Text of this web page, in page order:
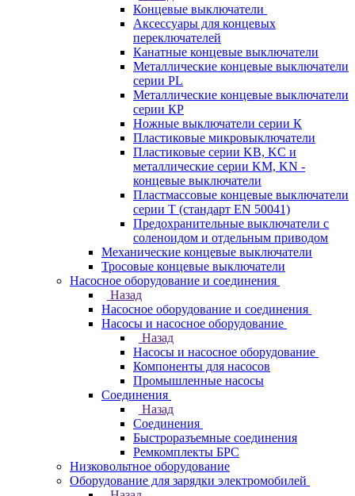
Концевые выключатели
Аксессуары для концевых
переключателей
Канатные концевые выключатели
Металлические концевые выключатели
серии PL
Металлические концевые выключатели
серии КP
Ножные выключатели серии К
Пластиковые микровыключатели
Пластиковые серии KB, KC и
металлические серии KM, KN -
концевые выключатели
Пластмассовые концевые выключатели
серии T (стандарт EN 50041)
Предохранительные выключатели с
соленоидом и отдельным приводом
Механические концевые выключатели
Тросовые концевые выключатели
Насосное оборудование и соединения
Назад
Насосное оборудование и соединения
Насосы и насосное оборудование
Назад
Насосы и насосное оборудование
Компоненты для насосов
Промышленные насосы
Соединения
Назад
Соединения
Быстроразъемные соединения
Ремкомплекты БРС
Низковольтное оборудование
Оборудование для зарядки электромобилей